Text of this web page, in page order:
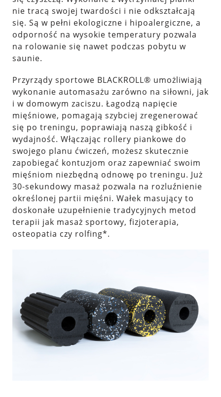
nie tracą swojej twardości i nie odkształcają
się. Są w pełni ekologiczne i hipoalergiczne, a
odporność na wysokie temperatury pozwala
na rolowanie się nawet podczas pobytu w
saunie.
Przyrządy sportowe BLACKROLL® umożliwiają
wykonanie automasażu zarówno na siłowni, jak
i w domowym zaciszu. Łagodzą napięcie
mięśniowe, pomagają szybciej zregenerować
się po treningu, poprawiają naszą gibkość i
wydajność. Włączając rollery piankowe do
swojego planu ćwiczeń, możesz skutecznie
zapobiegać kontuzjom oraz zapewniać swoim
mięśniom niezbędną odnowę po treningu. Już
30-sekundowy masaż pozwala na rozluźnienie
określonej partii mięśni. Wałek masujący to
doskonałe uzupełnienie tradycyjnych metod
terapii jak masaż sportowy, fizjoterapia,
osteopatia czy rolfing*.